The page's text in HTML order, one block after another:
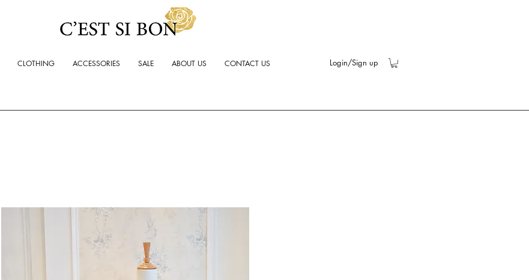
CLOTHING ACCESSORIES SALE ABOUT US CONTACT US Login/Sign up